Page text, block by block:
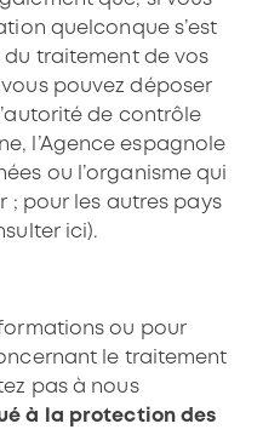
quelconque s’est
traitement de vos
pouvez déposer
de contrôle
l’Agence espagnole
ou l’organisme qui
; pour les autres pays
ici).
ou pour
le traitement
pas à nous
à la protection des